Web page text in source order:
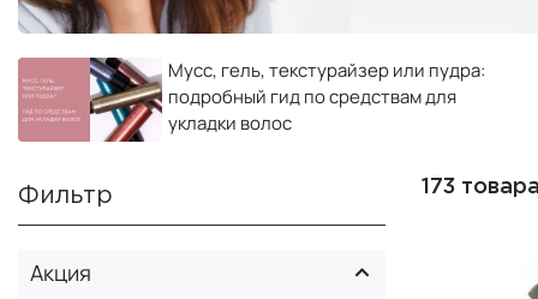
Мусс, гель, текстурайзер или пудра:
подробный гид по средствам для
укладки волос
Фильтр
Акция
173 товара